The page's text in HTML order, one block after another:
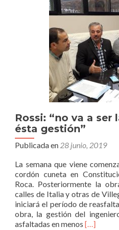
Rossi: “no va a
ésta gestión”
Publicada en 28 junio, 2019
La semana que viene
cordón cuneta en
Roca. Posteriormente la
calles de Italia y otras de
iniciará el período de
obra, la gestión del
asfaltadas en menos Leer
[…]